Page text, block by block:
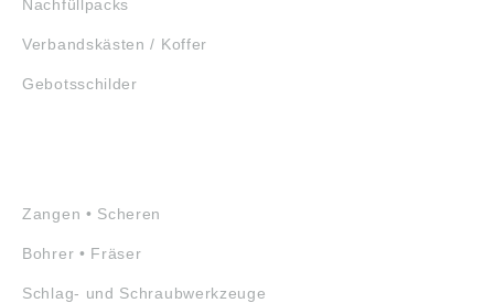
Nachfüllpacks
Verbandskästen / Koffer
Gebotsschilder
Zangen • Scheren
Bohrer • Fräser
Schlag- und Schraubwerkzeuge